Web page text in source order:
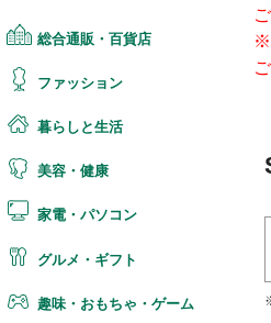
総合通販・百貨店
ファッション
暮らしと生活
美容・健康
家電・パソコン
グルメ・ギフト
趣味・おもちゃ・ゲーム
※